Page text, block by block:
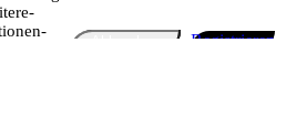
Registrieren